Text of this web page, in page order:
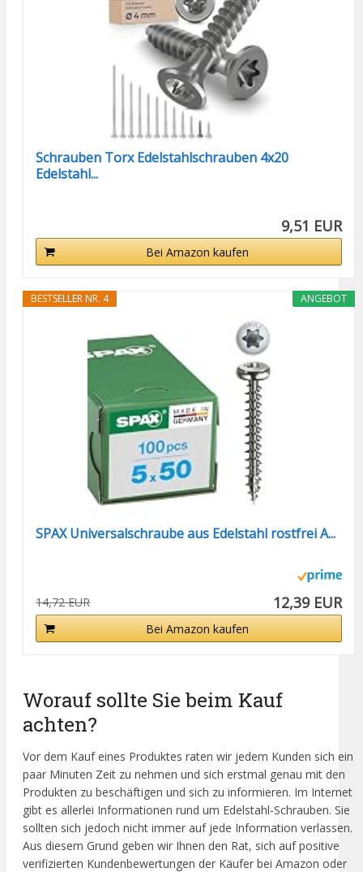
Schrauben Torx Edelstahlschrauben 4x20
Edelstahl...
9,51 EUR
Bei Amazon kaufen
ANGEBOT
BESTSELLER NR. 4
SPAX Universalschraube aus Edelstahl rostfrei A...
14,72 EUR 12,39 EUR
Bei Amazon kaufen
Worauf sollte Sie beim Kauf
achten?
Vor dem Kauf eines Produktes raten wir jedem Kunden sich ein
paar Minuten Zeit zu nehmen und sich erstmal genau mit den
Produkten zu beschäftigen und sich zu informieren. Im Internet
gibt es allerlei Informationen rund um Edelstahl-Schrauben. Sie
sollten sich jedoch nicht immer auf jede Information verlassen.
Aus diesem Grund geben wir Ihnen den Rat, sich auf positive
verifizierten Kundenbewertungen der Käufer bei Amazon oder